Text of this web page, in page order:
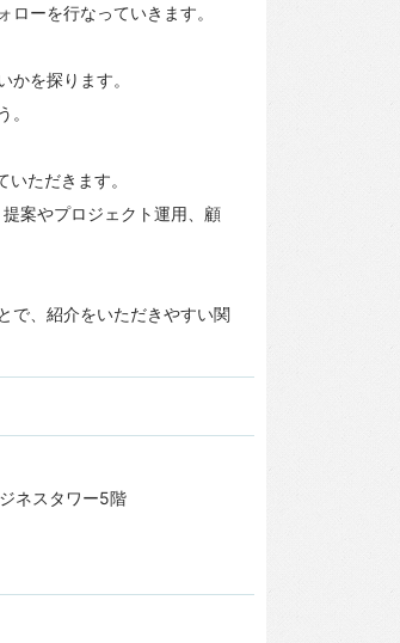
ーを行なっていきます。
を探ります。
ただきます。
案やプロジェクト運用、顧
で、紹介をいただきやすい関
ネスタワー5階